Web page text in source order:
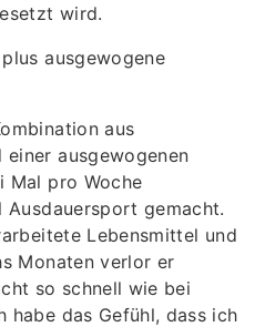
wird.
ausgewogene
aus
ausgewogenen
Mal pro Woche
gemacht.
Lebensmittel und
Monaten verlor er
so schnell wie bei
habe das Gefühl, dass ich